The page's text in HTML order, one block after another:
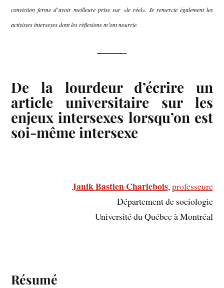
conviction ferme d’avoir meilleure prise sur «le réel». Je remercie également les
activistes intersexes dont les réflexions m’ont nourrie.
———-
De la lourdeur d’écrire un
article universitaire sur les
enjeux intersexes lorsqu’on est
soi-même intersexe
Janik Bastien Charlebois,professeure
Département de sociologie
Université du Québec à Montréal
Résumé